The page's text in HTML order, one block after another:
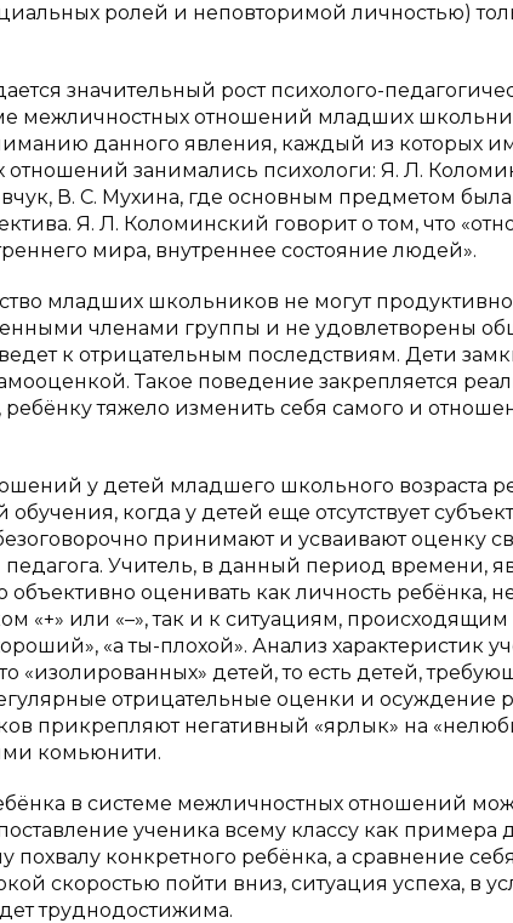
ролей и неповторимой личностью)
значительный рост психолого-
межличностных отношений младших
данного явления, каждый из которых
занимались психологи: Я. Л.
В. С. Мухина, где основным предметом была
Я. Л. Коломинский говорит о том, что
мира, внутреннее состояние людей».
младших школьников не могут продуктивно
членами группы и не удовлетворены
к отрицательным последствиям. Дети
Такое поведение закрепляется
тяжело изменить себя самого и
у детей младшего школьного возраста
когда у детей еще отсутствует
принимают и усваивают оценку
Учитель, в данный период времени,
оценивать как личность ребёнка,
«+» или «–», так и к ситуациям,
«а ты-плохой». Анализ характеристик
«изолированных» детей, то есть детей,
отрицательные оценки и осуждение
прикрепляют негативный «ярлык» на
комьюнити.
в системе межличностных отношений
ученика всему классу как примера
конкретного ребёнка, а сравнение
скоростью пойти вниз, ситуация успеха, в
труднодостижима.